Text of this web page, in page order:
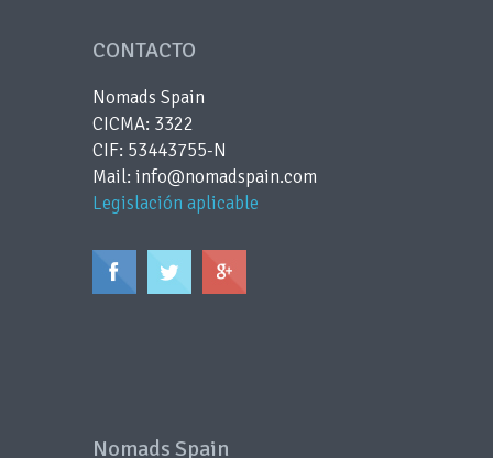
CONTACTO
Nomads Spain
CICMA: 3322
CIF: 53443755-N
Mail: info@nomadspain.com
Legislación aplicable
Nomads Spain